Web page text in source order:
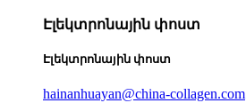
Էլեկտրոնային փոստ
Էլեկտրոնային փոստ
hainanhuayan@china-collagen.com